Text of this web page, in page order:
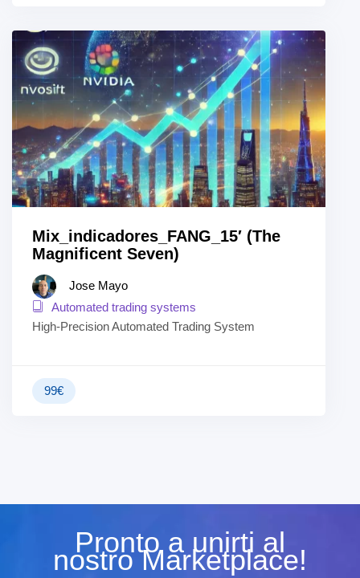
Mix_indicadores_FANG_15′ (The
Magnificent Seven)
Jose Mayo
Automated trading systems
High-Precision Automated Trading System
99€
Pronto a unirti al
nostro Marketplace!